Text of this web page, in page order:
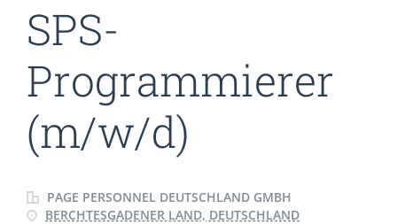
SPS-
Programmierer
(m/w/d)
PAGE PERSONNEL DEUTSCHLAND GMBH
BERCHTESGADENER LAND, DEUTSCHLAND